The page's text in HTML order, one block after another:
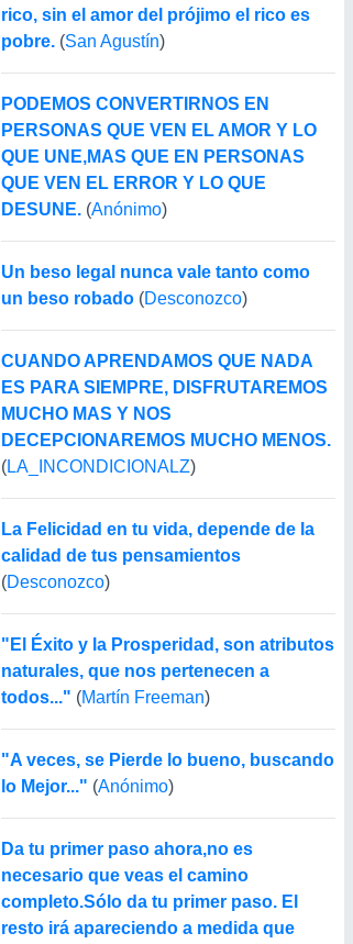
rico, sin el amor del prójimo el rico es
pobre. (San Agustín)
PODEMOS CONVERTIRNOS EN
PERSONAS QUE VEN EL AMOR Y LO
QUE UNE,MAS QUE EN PERSONAS
QUE VEN EL ERROR Y LO QUE
DESUNE. (Anónimo)
Un beso legal nunca vale tanto como
un beso robado (Desconozco)
CUANDO APRENDAMOS QUE NADA
ES PARA SIEMPRE, DISFRUTAREMOS
MUCHO MAS Y NOS
DECEPCIONAREMOS MUCHO MENOS.
(LA_INCONDICIONALZ)
La Felicidad en tu vida, depende de la
calidad de tus pensamientos
(Desconozco)
"El Éxito y la Prosperidad, son atributos
naturales, que nos pertenecen a
todos..." (Martín Freeman)
"A veces, se Pierde lo bueno, buscando
lo Mejor..." (Anónimo)
Da tu primer paso ahora,no es
necesario que veas el camino
completo.Sólo da tu primer paso. El
resto irá apareciendo a medida que